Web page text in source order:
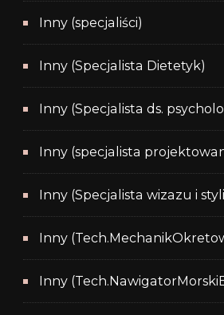
Inny (specjaliści)
Inny (Specjalista Dietetyk)
Inny (Specjalista ds.
Inny (specjalista
Inny (Specjalista wizazu i
Inny
Inny